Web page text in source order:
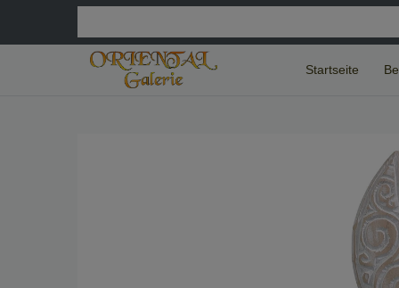
Startseite